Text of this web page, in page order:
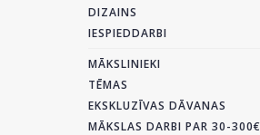
DIZAINS
IESPIEDDARBI
MĀKSLINIEKI
TĒMAS
EKSKLUZĪVAS DĀVANAS
MĀKSLAS DARBI PAR 30-300€